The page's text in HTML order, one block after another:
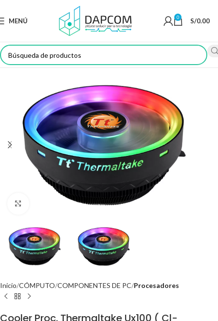
MENÚ 0 S/0.00
Haga Click para agrandar
Inicio CÓMPUTO COMPONENTES DE PC Procesadores
Cooler Proc. Thermaltake Ux100 ( Cl-